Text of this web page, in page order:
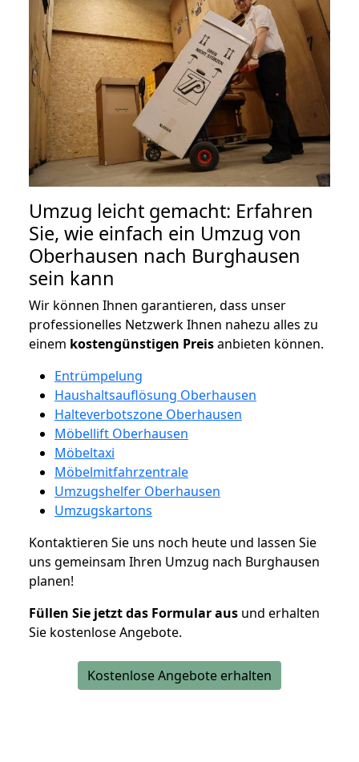
Umzug leicht gemacht: Erfahren
Sie, wie einfach ein Umzug von
Oberhausen nach Burghausen
sein kann
Wir können Ihnen garantieren, dass unser
professionelles Netzwerk Ihnen nahezu alles zu
einem kostengünstigen Preisanbieten können.
Entrümpelung
Haushaltsauflösung Oberhausen
Halteverbotszone Oberhausen
Möbellift Oberhausen
Möbeltaxi
Möbelmitfahrzentrale
Umzugshelfer Oberhausen
Umzugskartons
Kontaktieren Sie uns noch heute und lassen Sie
uns gemeinsam Ihren Umzug nach Burghausen
planen!
Füllen Sie jetzt das Formular aus und erhalten
Sie kostenlose Angebote.
Kostenlose Angebote erhalten